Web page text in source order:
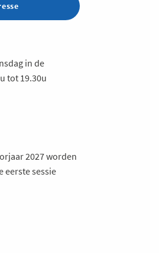
in de
tot 19.30u
2027 worden
eerste sessie